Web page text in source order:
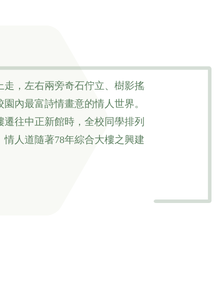
，左右兩旁奇石佇立、樹影搖
內最富詩情畫意的情人世界。
往中正新館時，全校同學排列
人道隨著78年綜合大樓之興建